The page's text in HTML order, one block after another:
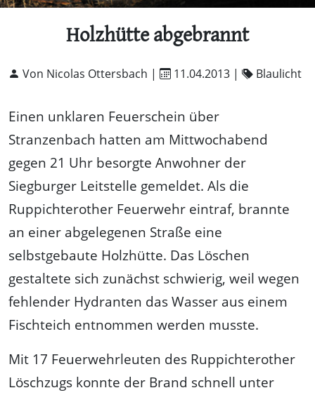
Holzhütte abgebrannt
Von Nicolas Ottersbach | 11.04.2013 | Blaulicht
Einen unklaren Feuerschein über
Stranzenbach hatten am Mittwochabend
gegen 21 Uhr besorgte Anwohner der
Siegburger Leitstelle gemeldet. Als die
Ruppichterother Feuerwehr eintraf, brannte
an einer abgelegenen Straße eine
selbstgebaute Holzhütte. Das Löschen
gestaltete sich zunächst schwierig, weil wegen
fehlender Hydranten das Wasser aus einem
Fischteich entnommen werden musste.
Mit 17 Feuerwehrleuten des Ruppichterother
Löschzugs konnte der Brand schnell unter